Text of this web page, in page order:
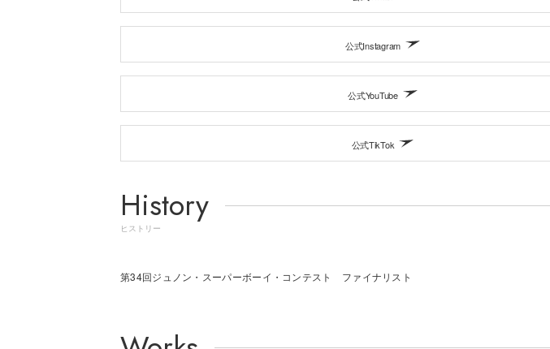
公式Instagram
公式YouTube
公式TikTok
History
ヒストリー
第34回ジュノン・スーパーボーイ・コンテスト ファイナリスト